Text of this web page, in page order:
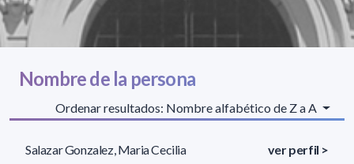
Nombre de la persona
Ordenar resultados: Nombre alfabético de Z a A
Salazar Gonzalez, Maria Cecilia ver perfil >